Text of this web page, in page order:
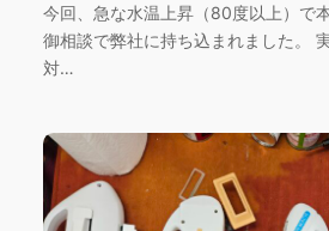
今回、急な水温上昇（80度以上）で
御相談で弊社に持ち込まれました。
対…